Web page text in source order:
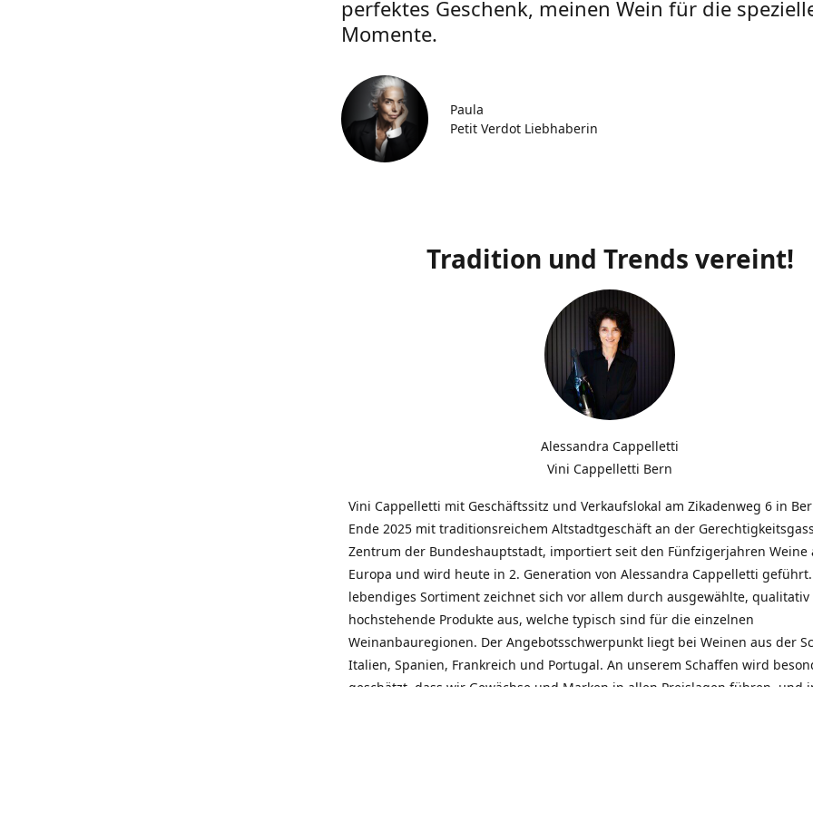
perfektes Geschenk, meinen Wein für die
Momente.
Paula
Petit Verdot Liebhaberin
Tradition und Trends vereint!
Alessandra Cappelletti
Vini Cappelletti Bern
Vini Cappelletti mit Geschäftssitz und Verkaufslokal am Zikadenweg 6 in
Ende 2025 mit traditionsreichem Altstadtgeschäft an der
Zentrum der Bundeshauptstadt, importiert seit den Fünfzigerjahren Weine
Europa und wird heute in 2. Generation von Alessandra Cappelletti
lebendiges Sortiment zeichnet sich vor allem durch ausgewählte, qualitativ
hochstehende Produkte aus, welche typisch sind für die einzelnen
Weinanbauregionen. Der Angebotsschwerpunkt liegt bei Weinen aus der
Italien, Spanien, Frankreich und Portugal. An unserem Schaffen wird
geschätzt, dass wir Gewächse und Marken in allen Preislagen führen, und